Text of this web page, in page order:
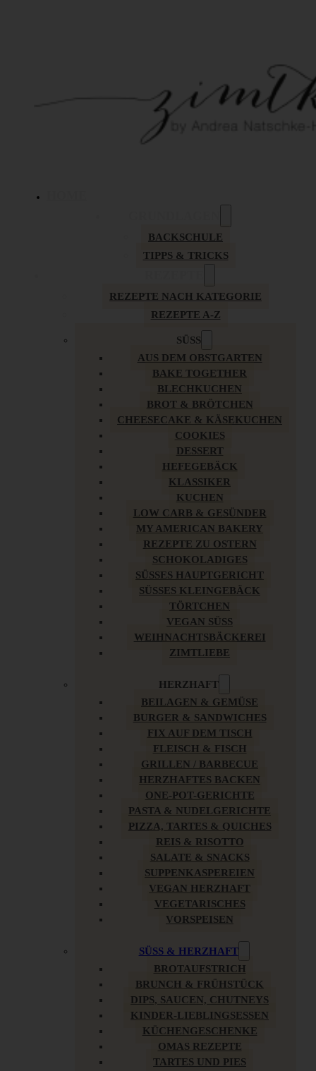
BACKSCHULE
TIPPS & TRICKS
REZEPTE NACH KATEGORIE
REZEPTE A-Z
SÜSS
AUS DEM OBSTGARTEN
BAKE TOGETHER
BLECHKUCHEN
BROT & BRÖTCHEN
CHEESECAKE & KÄSEKUCHEN
COOKIES
DESSERT
HEFEGEBÄCK
KLASSIKER
KUCHEN
LOW CARB & GESÜNDER
MY AMERICAN BAKERY
REZEPTE ZU OSTERN
SCHOKOLADIGES
SÜSSES HAUPTGERICHT
SÜSSES KLEINGEBÄCK
TÖRTCHEN
VEGAN SÜSS
WEIHNACHTSBÄCKEREI
ZIMTLIEBE
HERZHAFT
BEILAGEN & GEMÜSE
BURGER & SANDWICHES
FIX AUF DEM TISCH
FLEISCH & FISCH
GRILLEN / BARBECUE
HERZHAFTES BACKEN
ONE-POT-GERICHTE
PASTA & NUDELGERICHTE
PIZZA, TARTES & QUICHES
REIS & RISOTTO
SALATE & SNACKS
SUPPENKASPEREIEN
VEGAN HERZHAFT
VEGETARISCHES
VORSPEISEN
SÜSS & HERZHAFT
BROTAUFSTRICH
BRUNCH & FRÜHSTÜCK
DIPS, SAUCEN, CHUTNEYS
KINDER-LIEBLINGSESSEN
KÜCHENGESCHENKE
OMAS REZEPTE
TARTES UND PIES